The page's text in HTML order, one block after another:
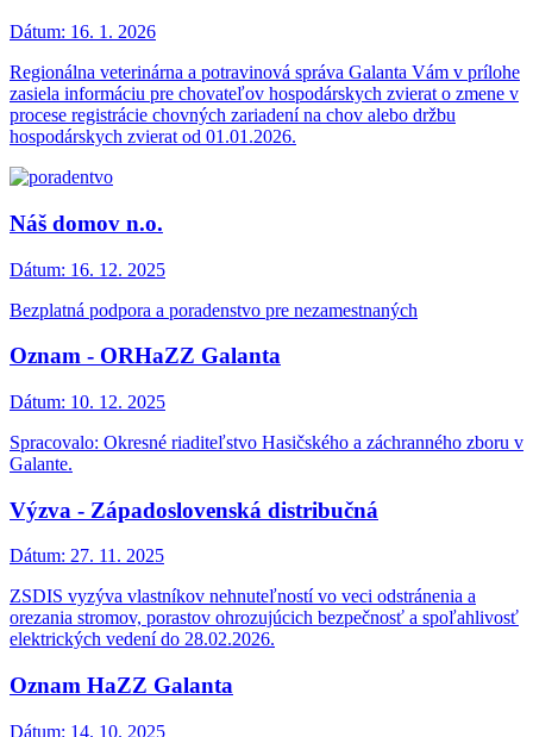
Dátum: 16. 1. 2026
Regionálna veterinárna a potravinová správa Galanta Vám v prílohe
zasiela informáciu pre chovateľov hospodárskych zvierat o zmene v
procese registrácie chovných zariadení na chov alebo držbu
hospodárskych zvierat od 01.01.2026.
Náš domov n.o.
Dátum: 16. 12. 2025
Bezplatná podpora a poradenstvo pre nezamestnaných
Oznam - ORHaZZ Galanta
Dátum: 10. 12. 2025
Spracovalo: Okresné riaditeľstvo Hasičského a záchranného zboru v
Galante.
Výzva - Západoslovenská distribučná
Dátum: 27. 11. 2025
ZSDIS vyzýva vlastníkov nehnuteľností vo veci odstránenia a
orezania stromov, porastov ohrozujúcich bezpečnosť a spoľahlivosť
elektrických vedení do 28.02.2026.
Oznam HaZZ Galanta
Dátum: 14. 10. 2025